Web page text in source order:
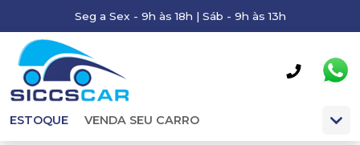
Seg a Sex - 9h às 18h | Sáb - 9h às 13h
ESTOQUE VENDA SEU CARRO